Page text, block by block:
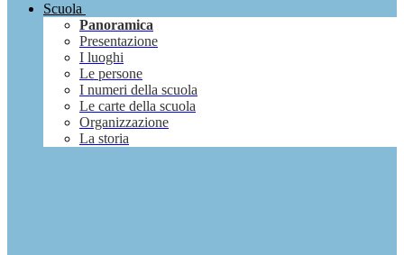
Scuola
Panoramica
Presentazione
I luoghi
Le persone
I numeri della scuola
Le carte della scuola
Organizzazione
La storia